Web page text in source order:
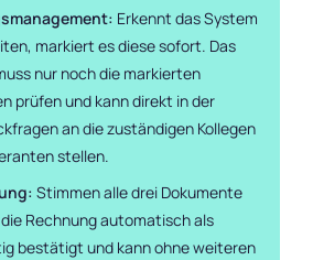
Erkennt das System
markiert es diese sofort. Das
nur noch die markierten
prüfen und kann direkt in der
an die zuständigen Kollegen
stellen.
Stimmen alle drei Dokumente
Rechnung automatisch als
bestätigt und kann ohne weiteren